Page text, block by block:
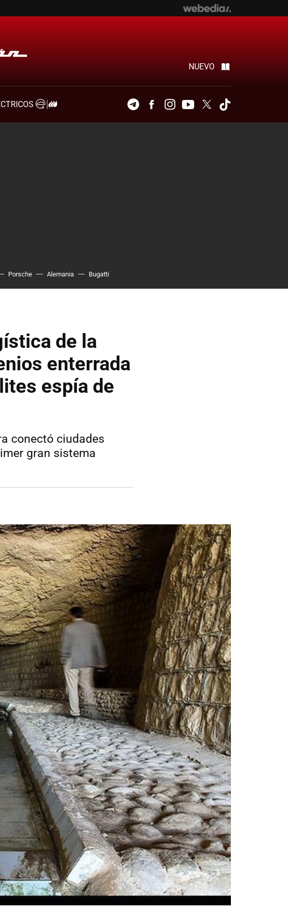
NUEVO
TelegramFacebookInstagramYoutubeTwitter
Porsche Alemania Bugatti
de la
enterrada
espía de
conectó ciudades
gran sistema